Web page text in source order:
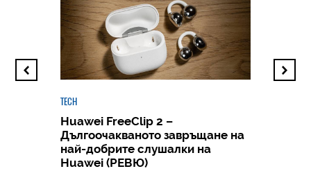
TECH
Huawei FreeClip 2 –
Дългоочакваното завръщане на
най-добрите слушалки на
Huawei (РЕВЮ)